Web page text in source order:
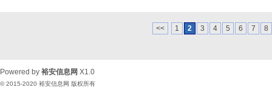
<< 1 2 3 4 5 6 7 8
Powered by 裕安信息网 X1.0
© 2015-2020 裕安信息网 版权所有